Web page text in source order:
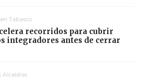
Tabasco
recorridos para cubrir
integradores antes de cerrar
Alcaldías